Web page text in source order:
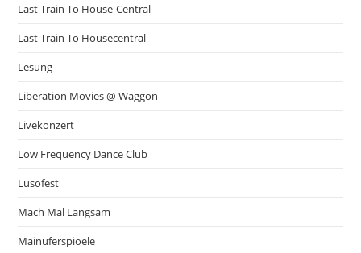
Last Train To House-Central
Last Train To Housecentral
Lesung
Liberation Movies @ Waggon
Livekonzert
Low Frequency Dance Club
Lusofest
Mach Mal Langsam
Mainuferspioele